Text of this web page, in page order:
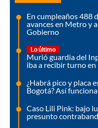
En cumpleaños 488
avances en Metro y
Gobierno
Lo último
Murió guardia del
iba a recibir turno
¿Habrá pico y placa
Bogotá? Así
Caso Lili Pink: bajo
presunto